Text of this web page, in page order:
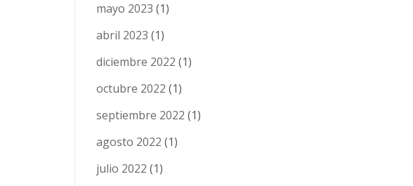
mayo 2023 (1)
abril 2023 (1)
diciembre 2022 (1)
octubre 2022 (1)
septiembre 2022 (1)
agosto 2022 (1)
julio 2022 (1)